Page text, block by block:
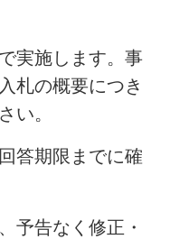
実施します。事
札の概要につき
い。
答期限までに確
予告なく修正・